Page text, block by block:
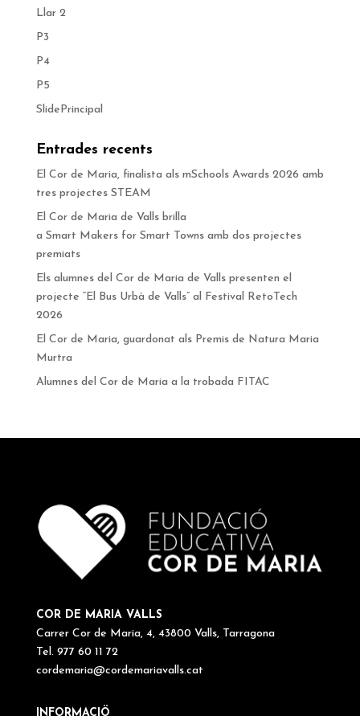
Llar 2
P3
P4
P5
SlidePrincipal
Entrades recents
El Cor de Maria, finalista als mSchools Awards 2026 amb
tres projectes STEAM
El Cor de Maria de Valls brilla
a Smart Makers for Smart Towns amb dos projectes
premiats
Els alumnes del Cor de Maria de Valls presenten el
projecte “El Bus Urbà de Valls” al Festival RetoTech
2026
El Cor de Maria, guardonat als Premis de Natura Maria
Murtra
Alumnes del Cor de Maria a la trobada FITAC
COR DE MARIA VALLS
Carrer Cor de Maria, 4, 43800 Valls, Tarragona
Tel. 977 60 11 72
cordemaria@cordemariavalls.cat
INFORMACIÖ